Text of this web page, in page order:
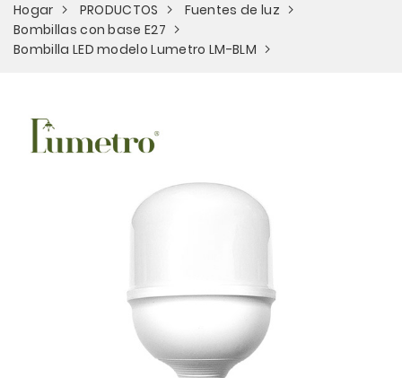
Hogar PRODUCTOS
Fuentes de luz
Bombillas con base E27
Bombilla LED modelo Lumetro LM-BLM